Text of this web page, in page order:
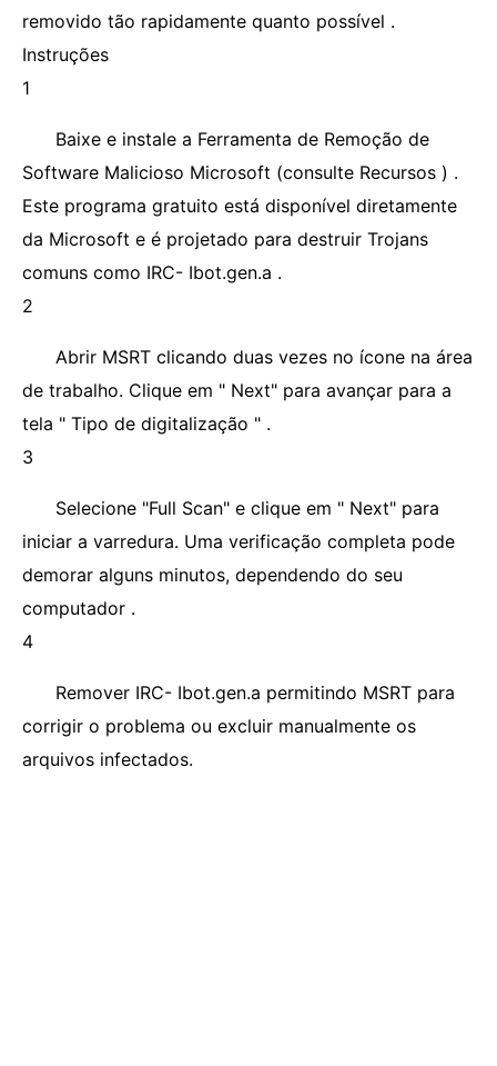
removido tão rapidamente quanto possível .
Instruções
1
Baixe e instale a Ferramenta de Remoção de
Software Malicioso Microsoft (consulte Recursos ) .
Este programa gratuito está disponível diretamente
da Microsoft e é projetado para destruir Trojans
comuns como IRC- Ibot.gen.a .
2
Abrir MSRT clicando duas vezes no ícone na área
de trabalho. Clique em " Next" para avançar para a
tela " Tipo de digitalização " .
3
Selecione "Full Scan" e clique em " Next" para
iniciar a varredura. Uma verificação completa pode
demorar alguns minutos, dependendo do seu
computador .
4
Remover IRC- Ibot.gen.a permitindo MSRT para
corrigir o problema ou excluir manualmente os
arquivos infectados.